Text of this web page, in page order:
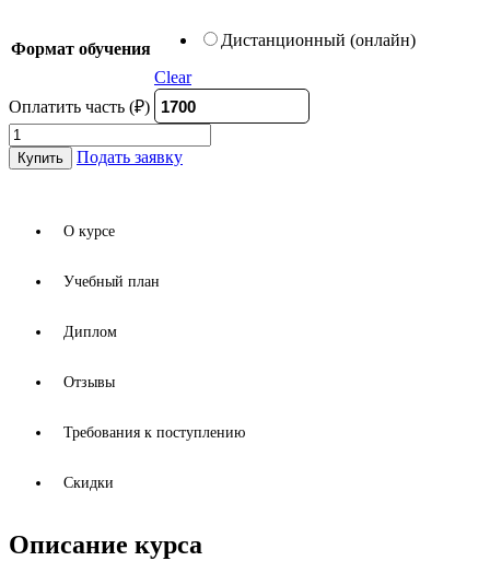
Формат обучения
Дистанционный (онлайн)
Clear
Оплатить часть (₽)
Логокоррекционные
технологии
в
начальных
условиях
ФГОС
Купить Подать заявку
О курсе
Учебный план
Диплом
Отзывы
Требования к поступлению
Скидки
Описание курса